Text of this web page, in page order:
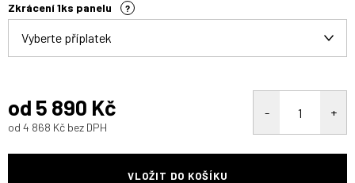
Zkrácení 1ks panelu ?
od 5 890 Kč
od 4 868 Kč bez DPH
VLOŽIT DO KOŠÍKU